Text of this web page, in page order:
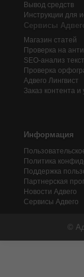
Вывод средств
Инструкции для
Сервисы
Магазин статей
Проверка на
SEO-анализ
Проверка
Адвего Лингвист
Заказ контента и
Информация
Политика
Поддержка
Партнерская
Новости Адвего
Сервисы Адвего
©